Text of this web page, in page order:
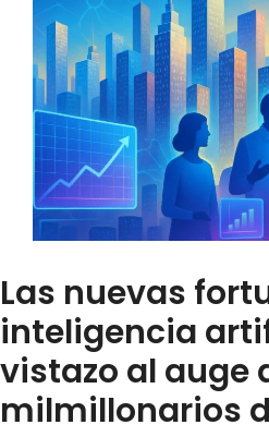
Las nuevas
inteligencia
vistazo al auge
milmillonarios